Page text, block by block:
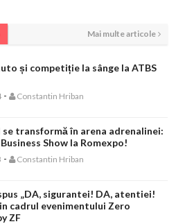
Mai multe articole
și competiție la sânge la ATBS
- Constantin Hriban
transformă în arena adrenalinei:
Show la Romexpo!
- Constantin Hriban
„DA, sigurantei! DA, atentiei!
cadrul evenimentului Zero
ZF